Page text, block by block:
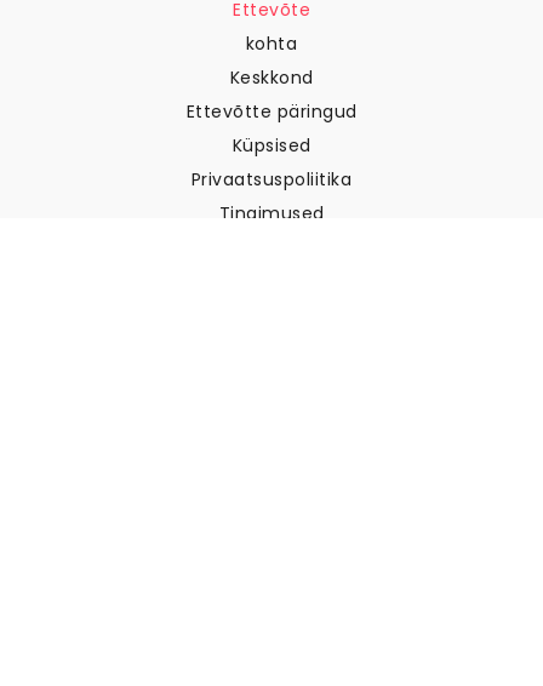
Ettevõte
kohta
Keskkond
Ettevõtte päringud
Küpsised
Privaatsuspoliitika
Tingimused